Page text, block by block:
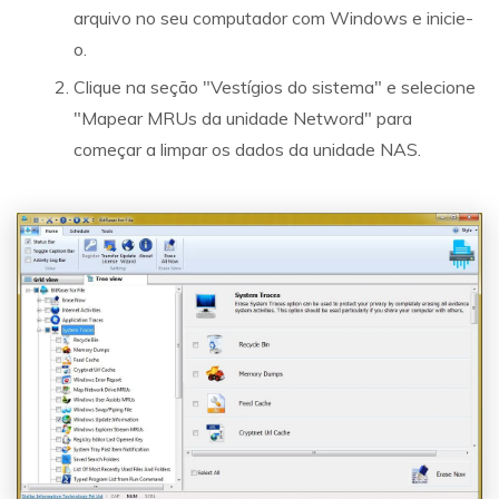
arquivo no seu computador com Windows e inicie-
o.
Clique na seção "Vestígios do sistema" e selecione
"Mapear MRUs da unidade Netword" para
começar a limpar os dados da unidade NAS.